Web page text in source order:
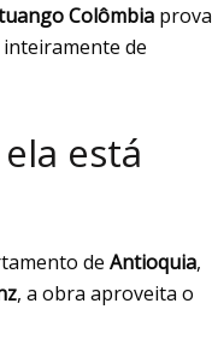
Colômbia prova
de
está
de Antioquia,
, a obra aproveita o